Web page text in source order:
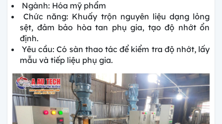
Ngành: Hóa mỹ phẩm
Chức năng: Khuấy trộn nguyên liệu dạng lỏng
sệt, đảm bảo hòa tan phụ gia, tạo độ nhớt ổn
định.
Yêu cầu: Có sàn thao tác để kiểm tra độ nhớt, lấy
mẫu và tiếp liệu phụ gia.